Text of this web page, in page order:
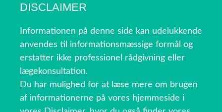
DISCLAIMER
Informationen på denne side kan udelukkende
anvendes til informationsmæssige formål og
erstatter ikke professionel rådgivning eller
lægekonsultation.
Du har mulighed for at læse mere om brugen
af informationerne på vores hjemmeside i